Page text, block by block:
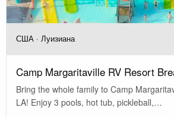
США · Луизиана
Camp Margaritaville RV Resort
Bring the whole family to Camp
LA! Enjoy 3 pools, hot tub, pickleball,…